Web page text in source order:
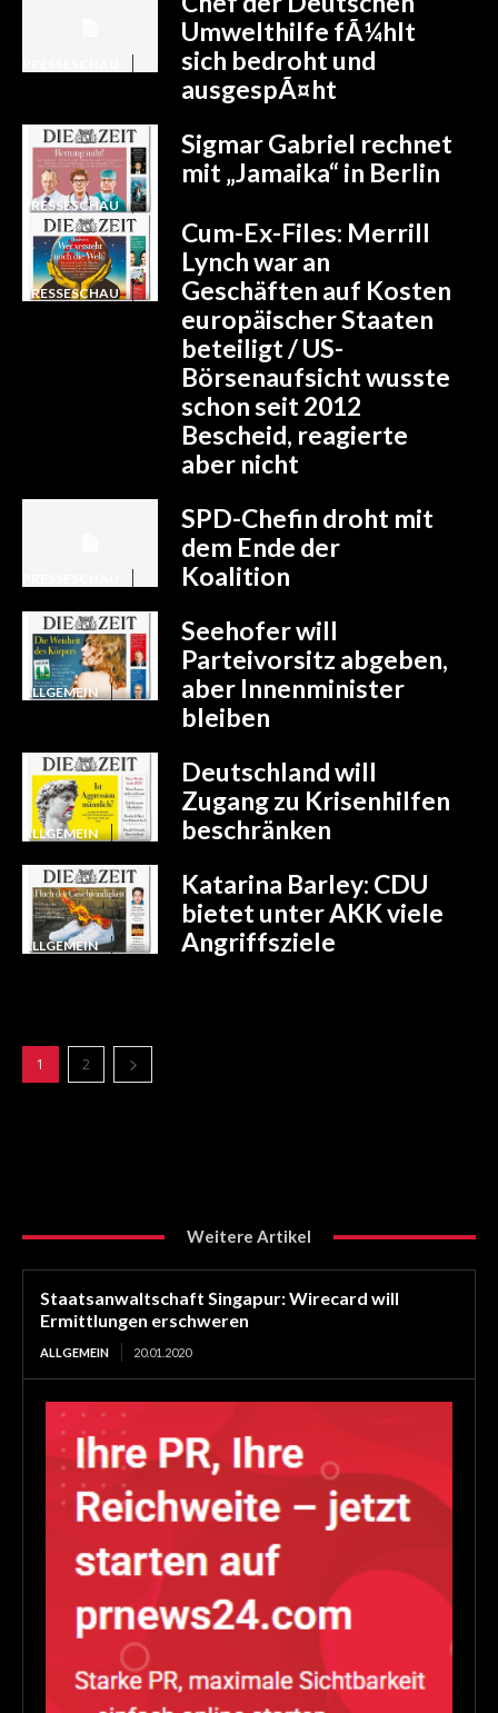
Umwelthilfe fÃ¼hlt
sich bedroht und
ausgespÃ¤ht
PRESSESCHAU
Sigmar Gabriel rechnet
mit „Jamaika“ in Berlin
PRESSESCHAU
Cum-Ex-Files: Merrill
Lynch war an
Geschäften auf Kosten
europäischer Staaten
beteiligt / US-
Börsenaufsicht wusste
schon seit 2012
Bescheid, reagierte
aber nicht
SPD-Chefin droht mit
dem Ende der
Koalition
ALLGEMEIN
Seehofer will
Parteivorsitz abgeben,
aber Innenminister
bleiben
ALLGEMEIN
Deutschland will
Zugang zu Krisenhilfen
beschränken
ALLGEMEIN
Katarina Barley: CDU
bietet unter AKK viele
Angriffsziele
1 2
Weitere Artikel
Staatsanwaltschaft Singapur: Wirecard will
Ermittlungen erschweren
ALLGEMEIN 20.01.2020